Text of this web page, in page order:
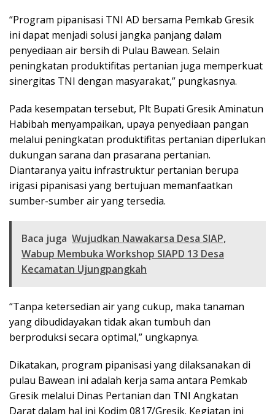
“Program pipanisasi TNI AD bersama Pemkab Gresik
ini dapat menjadi solusi jangka panjang dalam
penyediaan air bersih di Pulau Bawean. Selain
peningkatan produktifitas pertanian juga memperkuat
sinergitas TNI dengan masyarakat,” pungkasnya.
Pada kesempatan tersebut, Plt Bupati Gresik Aminatun
Habibah menyampaikan, upaya penyediaan pangan
melalui peningkatan produktifitas pertanian diperlukan
dukungan sarana dan prasarana pertanian.
Diantaranya yaitu infrastruktur pertanian berupa
irigasi pipanisasi yang bertujuan memanfaatkan
sumber-sumber air yang tersedia.
Baca juga Wujudkan Nawakarsa Desa SIAP,
Wabup Membuka Workshop SIAPD 13 Desa
Kecamatan Ujungpangkah
“Tanpa ketersedian air yang cukup, maka tanaman
yang dibudidayakan tidak akan tumbuh dan
berproduksi secara optimal,” ungkapnya.
Dikatakan, program pipanisasi yang dilaksanakan di
pulau Bawean ini adalah kerja sama antara Pemkab
Gresik melalui Dinas Pertanian dan TNI Angkatan
Darat dalam hal ini Kodim 0817/Gresik. Kegiatan ini